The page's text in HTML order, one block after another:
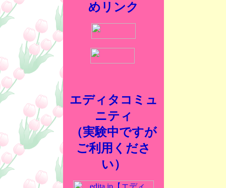
めリンク
エディタコミュ
ニティ
（実験中ですが
ご利用くださ
い）